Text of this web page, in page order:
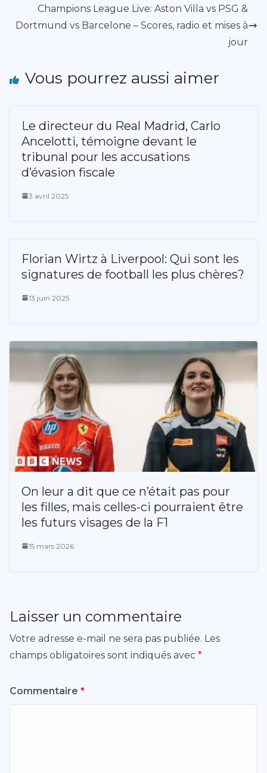
Champions League Live: Aston Villa vs PSG &
Dortmund vs Barcelone – Scores, radio et mises à
jour
Vous pourrez aussi aimer
Le directeur du Real Madrid, Carlo
Ancelotti, témoigne devant le
tribunal pour les accusations
d’évasion fiscale
3 avril 2025
Florian Wirtz à Liverpool: Qui sont les
signatures de football les plus chères?
13 juin 2025
On leur a dit que ce n’était pas pour
les filles, mais celles-ci pourraient être
les futurs visages de la F1
15 mars 2026
Laisser un commentaire
Votre adresse e-mail ne sera pas publiée. Les
champs obligatoires sont indiqués avec *
Commentaire *